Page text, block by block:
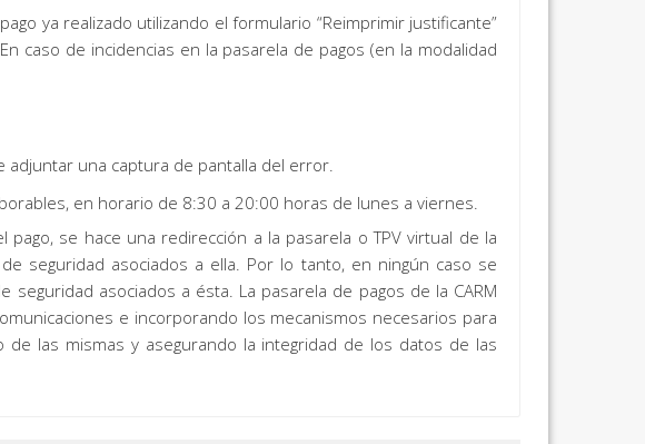
ya realizado utilizando el formulario “Reimprimir justificante”
caso de incidencias en la pasarela de pagos (en la modalidad
adjuntar una captura de pantalla del error.
en horario de 8:30 a 20:00 horas de lunes a viernes.
se hace una redirección a la pasarela o TPV virtual de la
seguridad asociados a ella. Por lo tanto, en ningún caso se
asociados a ésta. La pasarela de pagos de la CARM
e incorporando los mecanismos necesarios para
las mismas y asegurando la integridad de los datos de las